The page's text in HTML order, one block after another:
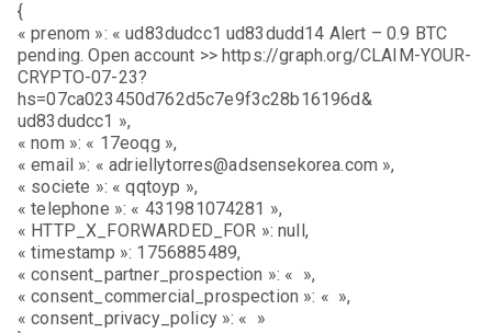
{
« prenom »: « ud83dudcc1 ud83dudd14 Alert – 0.9 BTC
pending. Open account >> https://graph.org/CLAIM-YOUR-
CRYPTO-07-23?
hs=07ca023450d762d5c7e9f3c28b16196d&
ud83dudcc1 »,
« nom »: « 17eoqg »,
« email »: « adriellytorres@adsensekorea.com »,
« societe »: « qqtoyp »,
« telephone »: « 431981074281 »,
« HTTP_X_FORWARDED_FOR »: null,
« timestamp »: 1756885489,
« consent_partner_prospection »: « »,
« consent_commercial_prospection »: « »,
« consent_privacy_policy »: « »